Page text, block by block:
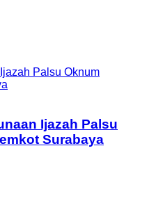
Palsu Oknum
Ijazah Palsu
Surabaya